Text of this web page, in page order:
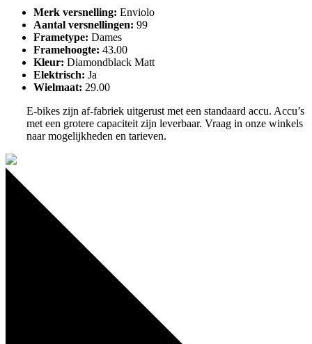
Merk versnelling: Enviolo
Aantal versnellingen: 99
Frametype: Dames
Framehoogte: 43.00
Kleur: Diamondblack Matt
Elektrisch: Ja
Wielmaat: 29.00
E-bikes zijn af-fabriek uitgerust met een standaard accu. Accu’s
met een grotere capaciteit zijn leverbaar. Vraag in onze winkels
naar mogelijkheden en tarieven.